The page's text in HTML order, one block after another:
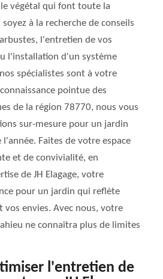
végétal qui font toute la
à la recherche de conseils
l'entretien de vos
l'installation d'un système
spécialistes sont à votre
pointue des
de la région 78770, nous vous
sur-mesure pour un jardin
Faites de votre espace
et de convivialité, en
de JH Elagage, votre
pour un jardin qui reflète
envies. Avec nous, votre
ne connaîtra plus de limites
l'entretien de